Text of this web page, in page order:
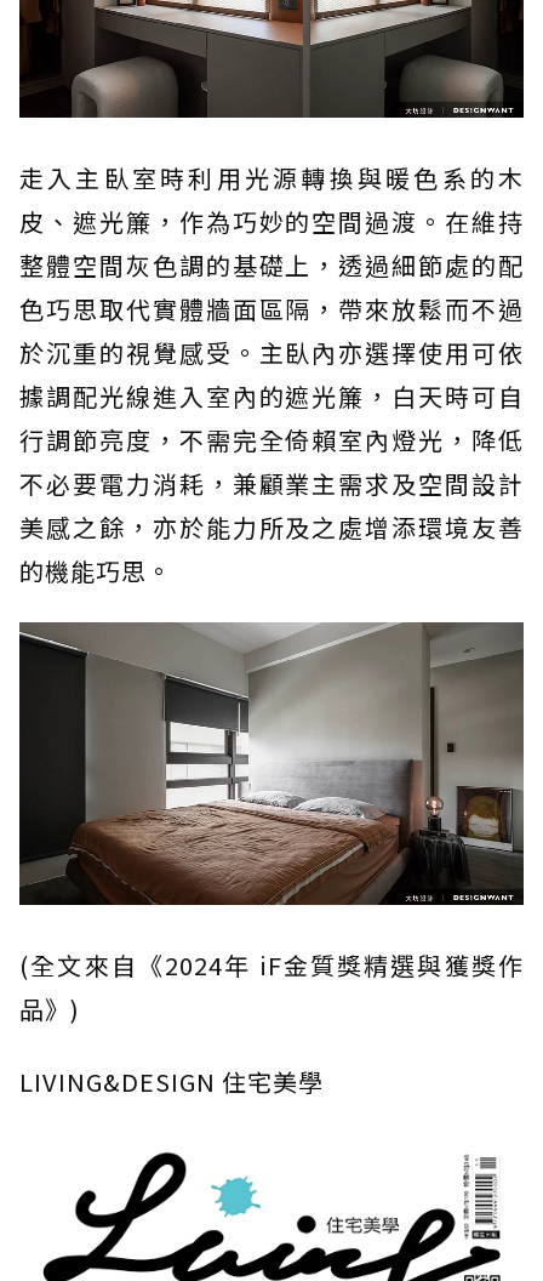
走入主臥室時利用光源轉換與暖色系的木
皮、遮光簾，作為巧妙的空間過渡。在維持
整體空間灰色調的基礎上，透過細節處的配
色巧思取代實體牆面區隔，帶來放鬆而不過
於沉重的視覺感受。主臥內亦選擇使用可依
據調配光線進入室內的遮光簾，白天時可自
行調節亮度，不需完全倚賴室內燈光，降低
不必要電力消耗，兼顧業主需求及空間設計
美感之餘，亦於能力所及之處增添環境友善
的機能巧思。
(全文來自《2024年 iF金質獎精選與獲獎作
品》)
LIVING&DESIGN 住宅美學